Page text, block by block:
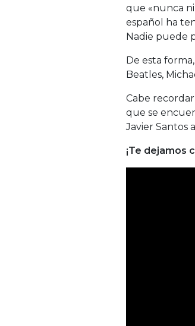
que «nunca
español ha
Nadie puede
De esta
Beatles,
Cabe
que se
Javier Santos
¡Te dejamos